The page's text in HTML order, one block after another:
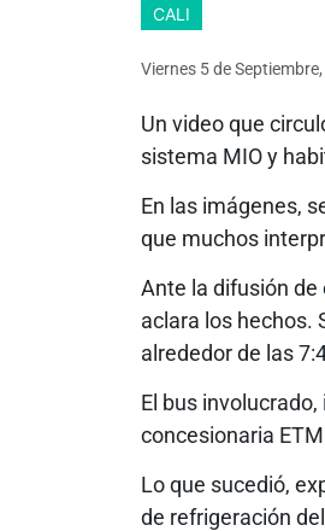
CALI
Viernes 5de
Un video que
sistema MIO y
En las imágenes,
que muchos
Ante la difusión
aclara los hechos.
alrededor de las
El bus
concesionaria
Lo que sucedió,
de refrigeración